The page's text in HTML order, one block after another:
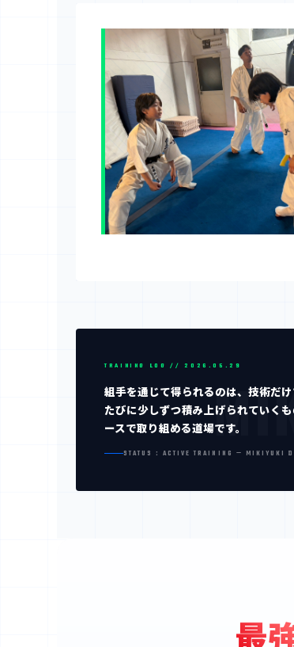
TRAINING LOG // 2026.05.29
組手を通じて得られるのは、技術だ
たびに少しずつ積み上げられていく
ースで取り組める道場です。
STATUS : ACTIVE TRAINING — MIKIYUKI
最